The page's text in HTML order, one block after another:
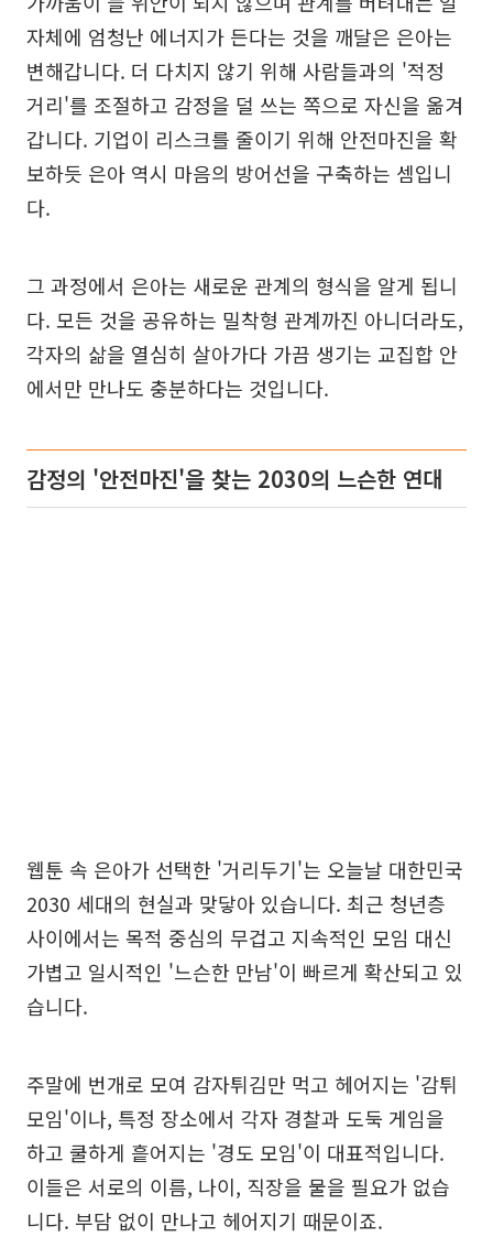
자체에 엄청난 에너지가 든다는 것을 깨달은 은아는
변해갑니다. 더 다치지 않기 위해 사람들과의 '적정
거리'를 조절하고 감정을 덜 쓰는 쪽으로 자신을 옮겨
갑니다. 기업이 리스크를 줄이기 위해 안전마진을 확
보하듯 은아 역시 마음의 방어선을 구축하는 셈입니
다.
그 과정에서 은아는 새로운 관계의 형식을 알게 됩니
다. 모든 것을 공유하는 밀착형 관계까진 아니더라도,
각자의 삶을 열심히 살아가다 가끔 생기는 교집합 안
에서만 만나도 충분하다는 것입니다.
감정의 '안전마진'을 찾는 2030의 느슨한 연대
웹툰 속 은아가 선택한 '거리두기'는 오늘날 대한민국
2030 세대의 현실과 맞닿아 있습니다. 최근 청년층
사이에서는 목적 중심의 무겁고 지속적인 모임 대신
가볍고 일시적인 '느슨한 만남'이 빠르게 확산되고 있
습니다.
주말에 번개로 모여 감자튀김만 먹고 헤어지는 '감튀
모임'이나, 특정 장소에서 각자 경찰과 도둑 게임을
하고 쿨하게 흩어지는 '경도 모임'이 대표적입니다.
이들은 서로의 이름, 나이, 직장을 물을 필요가 없습
니다. 부담 없이 만나고 헤어지기 때문이죠.